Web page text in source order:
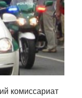
комиссариат